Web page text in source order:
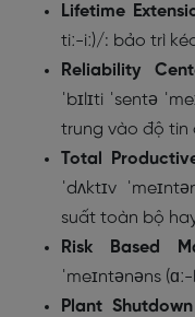
Lifetime
tiː-iː)/: bảo trì
Reliability
ˈbɪlɪti ˈsentə
trung vào độ tin
Total
ˈdʌktɪv
suất toàn bộ
Risk Based
ˈmeɪntənəns
Plant